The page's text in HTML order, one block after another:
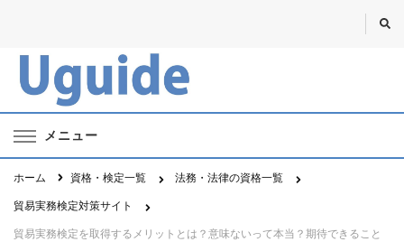
Uguide・ユーガイド
資格・勉強・仕事のポータルサイト
メニュー
ホーム 資格・検定一覧
法務・法律の資格一覧
貿易実務検定対策サイト
貿易実務検定を取得するメリットとは？意味ないって本当？期待できること